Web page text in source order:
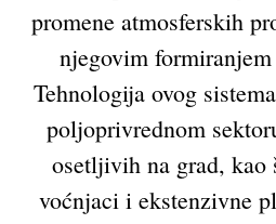
promene atmosferskih
njegovim
Tehnologija ovog
poljoprivrednom
osetljivih na grad, kao
voćnjaci i ekstenzivne